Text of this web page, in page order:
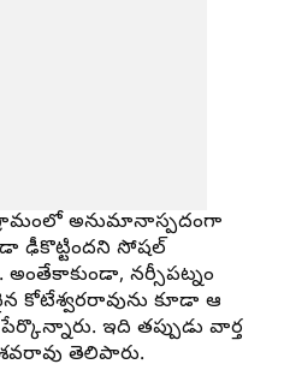
అనుమానాస్పదంగా
ఢీకొట్టిందని సోషల్
నర్సీపట్నం
కోటేశ్వరరావును కూడా ఆ
ఇది తప్పుడు వార్త
తెలిపారు.